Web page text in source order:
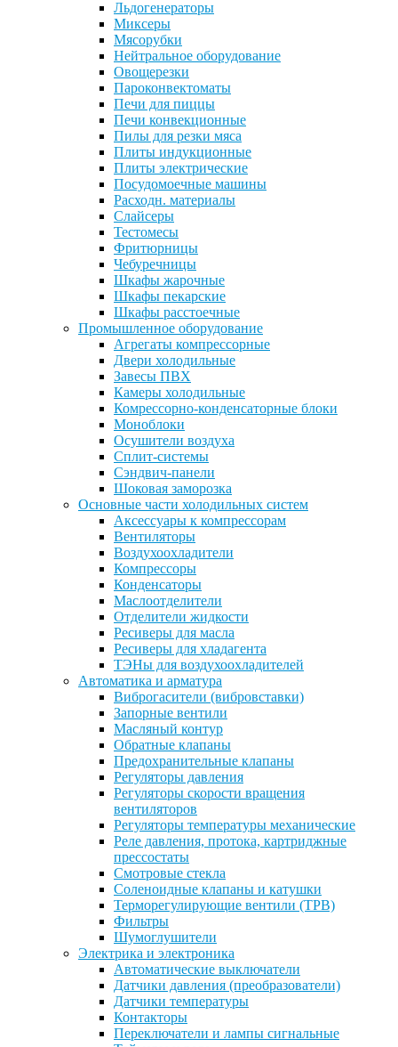
Льдогенераторы
Миксеры
Мясорубки
Нейтральное оборудование
Овощерезки
Пароконвектоматы
Печи для пиццы
Печи конвекционные
Пилы для резки мяса
Плиты индукционные
Плиты электрические
Посудомоечные машины
Расходн. материалы
Слайсеры
Тестомесы
Фритюрницы
Чебуречницы
Шкафы жарочные
Шкафы пекарские
Шкафы расстоечные
Промышленное оборудование
Агрегаты компрессорные
Двери холодильные
Завесы ПВХ
Камеры холодильные
Комрессорно-конденсаторные блоки
Моноблоки
Осушители воздуха
Сплит-системы
Сэндвич-панели
Шоковая заморозка
Основные части холодильных систем
Аксессуары к компрессорам
Вентиляторы
Воздухоохладители
Компрессоры
Конденсаторы
Маслоотделители
Отделители жидкости
Ресиверы для масла
Ресиверы для хладагента
ТЭНы для воздухоохладителей
Автоматика и арматура
Виброгасители (вибровставки)
Запорные вентили
Масляный контур
Обратные клапаны
Предохранительные клапаны
Регуляторы давления
Регуляторы скорости вращения
вентиляторов
Регуляторы температуры механические
Реле давления, протока, картриджные
прессостаты
Смотровые стекла
Соленоидные клапаны и катушки
Терморегулирующие вентили (ТРВ)
Фильтры
Шумоглушители
Электрика и электроника
Автоматические выключатели
Датчики давления (преобразователи)
Датчики температуры
Контакторы
Переключатели и лампы сигнальные